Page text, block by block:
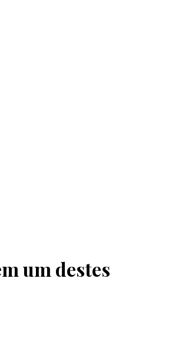
um destes